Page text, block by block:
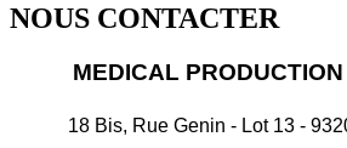
NOUS CONTACTER
MEDICAL
18 Bis, Rue Genin - Lot 13 -